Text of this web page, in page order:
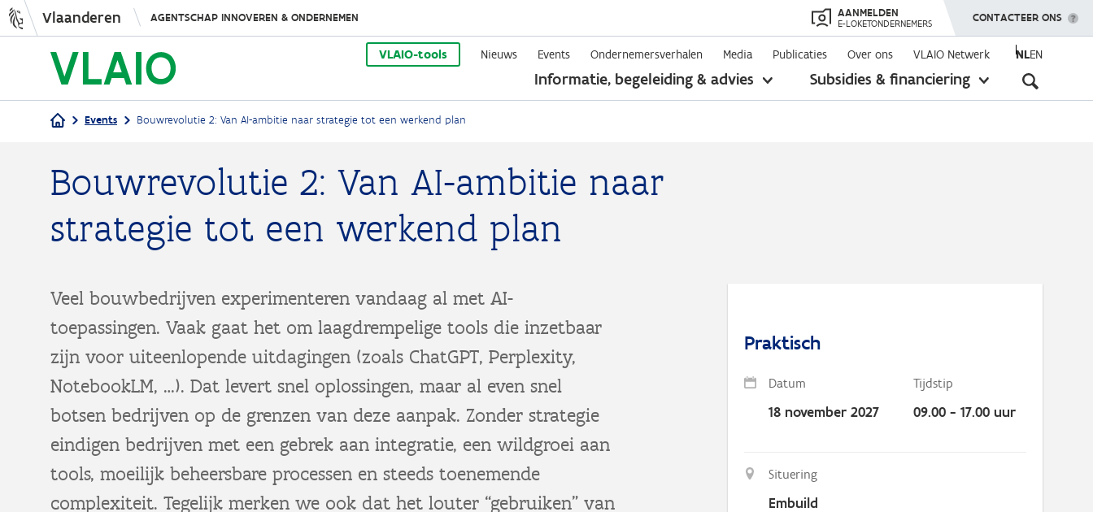
Overslaan
en
naar
de
Vlaanderen AGENTSCHAP INNOVEREN & ONDERNEMEN AANMELDEN
E-LOKETONDERNEMERS TOON MENU
CONTACTEER ONS
VLAIO-tools Nieuws Events Ondernemersverhalen Media Publicaties Over ons VLAIO Netwerk NLEN
Informatie, begeleiding & advies
toon
Subsidies & financiering
toon
Kruimelpad
Events Bouwrevolutie 2: Van AI-ambitie naar strategie tot een werkend plan
Bouwrevolutie 2: Van AI-ambitie naar
strategie tot een werkend plan
Veel bouwbedrijven experimenteren vandaag al met AI-
toepassingen. Vaak gaat het om laagdrempelige tools die inzetbaar
zijn voor uiteenlopende uitdagingen (zoals ChatGPT, Perplexity,
NotebookLM, …). Dat levert snel oplossingen, maar al even snel
botsen bedrijven op de grenzen van deze aanpak. Zonder strategie
eindigen bedrijven met een gebrek aan integratie, een wildgroei aan
tools, moeilijk beheersbare processen en steeds toenemende
complexiteit. Tegelijk merken we ook dat het louter “gebruiken” van
Praktisch
Datum Tijdstip
18 november 2027 09.00 - 17.00 uur
Situering
Embuild